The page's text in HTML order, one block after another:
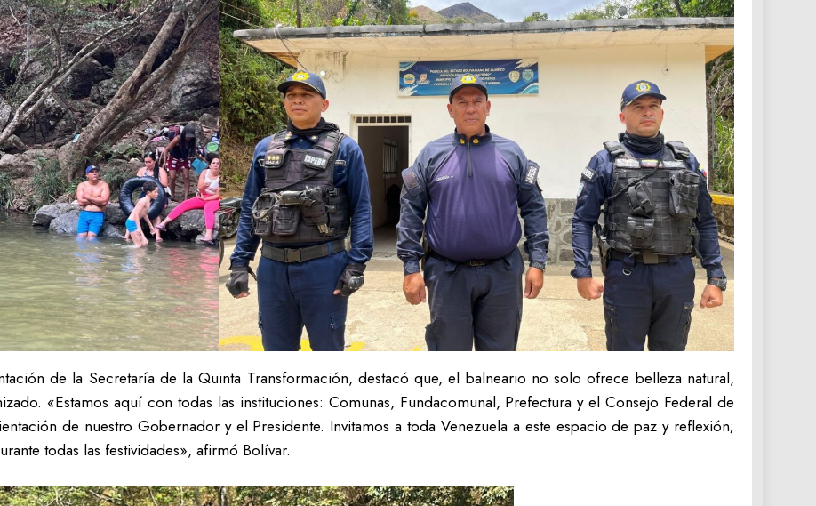
de la Secretaría de la Quinta Transformación, destacó que, el balneario no solo ofrece belleza natural,
«Estamos aquí con todas las instituciones: Comunas, Fundacomunal, Prefectura y el Consejo Federal de
de nuestro Gobernador y el Presidente. Invitamos a toda Venezuela a este espacio de paz y reflexión;
todas las festividades», afirmó Bolívar.